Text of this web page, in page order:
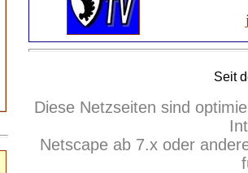
Seit
Diese Netzseiten sind
Netscape ab 7.x oder